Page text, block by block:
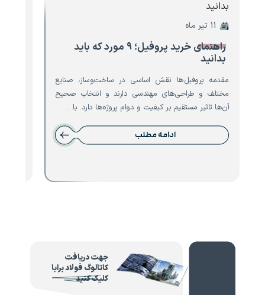
راهنمای خرید پروفیل؛ ۹ مورد که باید
بدانید
مقدمه پروفیل‌ها نقش اساسی در ساخت‌وساز، صنایع
مختلف و طراحی‌های مهندسی دارند و انتخاب صحیح
آن‌ها تاثیر مستقیم بر کیفیت و دوام پروژه‌ها دارد. با…
ادامه مطلب
جهت دریافت
کاتالوگ فولاد برابا
کلیک کنید